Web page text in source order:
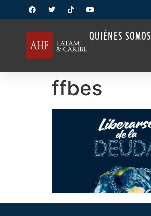
QUIÉNES SOMOS
ffbes